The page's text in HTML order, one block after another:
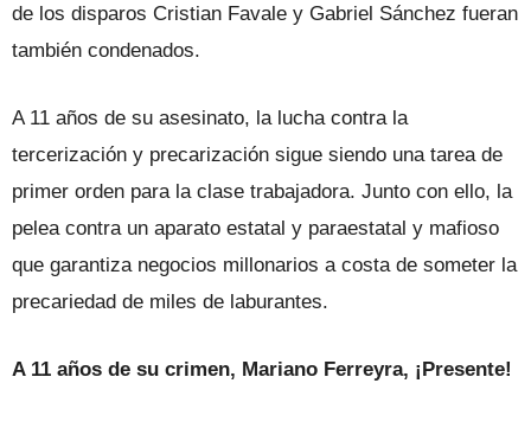
de los disparos Cristian Favale y Gabriel Sánchez fueran
también condenados.
A 11 años de su asesinato, la lucha contra la
tercerización y precarización sigue siendo una tarea de
primer orden para la clase trabajadora. Junto con ello, la
pelea contra un aparato estatal y paraestatal y mafioso
que garantiza negocios millonarios a costa de someter la
precariedad de miles de laburantes.
A 11 años de su crimen, Mariano Ferreyra, ¡Presente!